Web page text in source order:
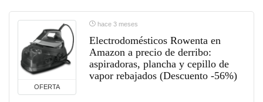
OFERTA
hace 3 meses
Electrodomésticos Rowenta en
Amazon a precio de derribo:
aspiradoras, plancha y cepillo de
vapor rebajados (Descuento -56%)